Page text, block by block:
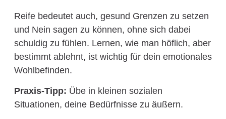
Reife bedeutet auch, gesund Grenzen zu setzen
und Nein sagen zu können, ohne sich dabei
schuldig zu fühlen. Lernen, wie man höflich, aber
bestimmt ablehnt, ist wichtig für dein emotionales
Wohlbefinden.
Praxis-Tipp: Übe in kleinen sozialen
Situationen, deine Bedürfnisse zu äußern.